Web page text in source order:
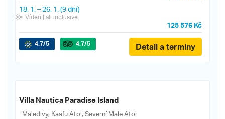
18. 1.– 26. 1.(9 dní)
Vídeň | all inclusive
125 576 Kč
4.7/5 4.7/5 Detail a termíny
Villa Nautica Paradise Island
Maledivy, Kaafu Atol, Severní Male Atol